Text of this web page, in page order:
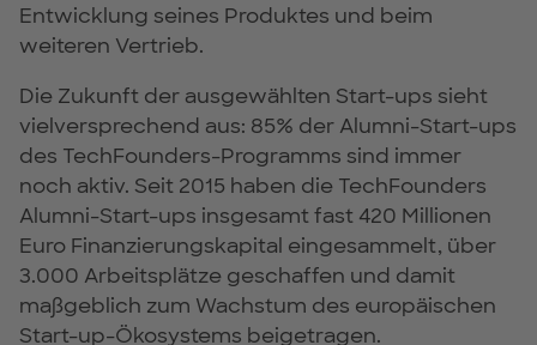
Entwicklung seines Produktes und beim
weiteren Vertrieb.
Die Zukunft der ausgewählten Start-ups sieht
vielversprechend aus: 85% der Alumni-Start-ups
des TechFounders-Programms sind immer
noch aktiv. Seit 2015 haben die TechFounders
Alumni-Start-ups insgesamt fast 420 Millionen
Euro Finanzierungskapital eingesammelt, über
3.000 Arbeitsplätze geschaffen und damit
maßgeblich zum Wachstum des europäischen
Start-up-Ökosystems beigetragen.